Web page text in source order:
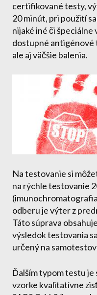
certifikované testy,
20 minút, pri použití
nijaké iné či
dostupné antigénové
ale aj väčšie balenia.
Na testovanie si
na rýchle testovanie
odberu je výter z
Táto súprava
výsledok testovania
určený na
Ďalším typom testu je
vzorke kvalitatívne